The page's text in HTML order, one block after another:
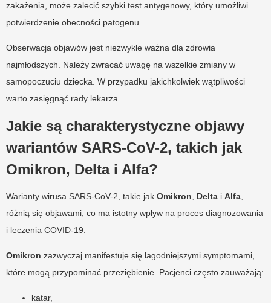
zakażenia, może zalecić szybki test antygenowy, który umożliwi
potwierdzenie obecności patogenu.
Obserwacja objawów jest niezwykle ważna dla zdrowia
najmłodszych. Należy zwracać uwagę na wszelkie zmiany w
samopoczuciu dziecka. W przypadku jakichkolwiek wątpliwości
warto zasięgnąć rady lekarza.
Jakie są charakterystyczne objawy
wariantów SARS-CoV-2, takich jak
Omikron, Delta i Alfa?
Warianty wirusa SARS-CoV-2, takie jak Omikron Delta i Alfa
różnią się objawami, co ma istotny wpływ na proces diagnozowania
i leczenia COVID-19.
Omikron zazwyczaj manifestuje się łagodniejszymi symptomami,
które mogą przypominać przeziębienie. Pacjenci często zauważają:
katar,